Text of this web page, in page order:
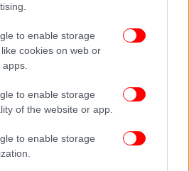
to enable storage
cookies on web or
to enable storage
of the website or app.
to enable storage